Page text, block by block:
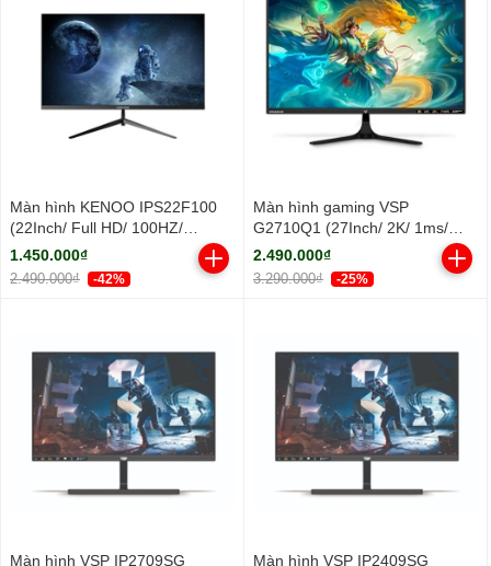
Màn hình KENOO IPS22F100
(22Inch/ Full HD/ 100HZ/
250cd/m2/ IPS)
1.450.000₫
2.490.000₫ -42%
Màn hình gaming VSP
G2710Q1 (27Inch/ 2K/ 1ms/
100HZ/ 300cd/m2/ IPS)
2.490.000₫
3.290.000₫ -25%
Màn hình VSP IP2709SG Màn hình VSP IP2409SG